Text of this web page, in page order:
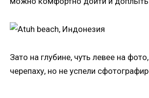
Зато на глубине, чуть левее на
черепаху, но не успели